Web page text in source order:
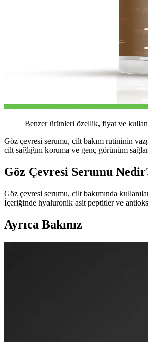
Benzer ürünleri özellik, fiyat ve
Göz çevresi serumu, cilt bakım rutininin
cilt sağlığını koruma ve genç görünüm
Göz Çevresi Serumu
Göz çevresi serumu, cilt bakımında
İçeriğinde hyaluronik asit peptitler ve
Ayrıca Bakınız
Makyaj Temizleme Yöntemleri